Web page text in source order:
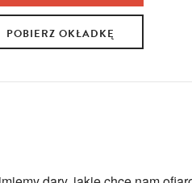
POBIERZ OKŁADKĘ